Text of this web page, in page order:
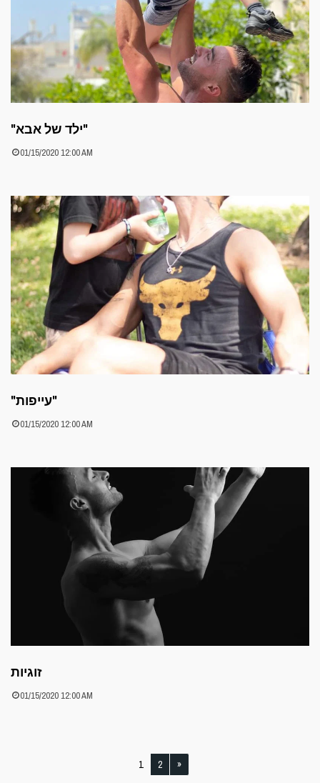
"ילד של אבא"
01/15/2020 12:00 AM
"עייפות"
01/15/2020 12:00 AM
זוגיות
01/15/2020 12:00 AM
1 2 »